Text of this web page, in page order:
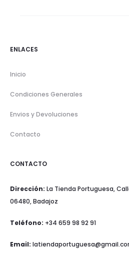
ENLACES
Inicio
Condiciones Generales
Envios y Devoluciones
Contacto
CONTACTO
Dirección: La Tienda Portuguesa,
06480, Badajoz
Teléfono: +34 659 98 92 91
Email: